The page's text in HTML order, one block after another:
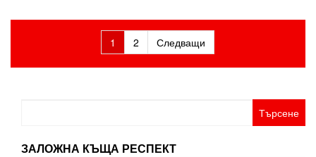
Разделяне
на
1 2 Следващи
ЗАЛОЖНА КЪЩА РЕСПЕКТ